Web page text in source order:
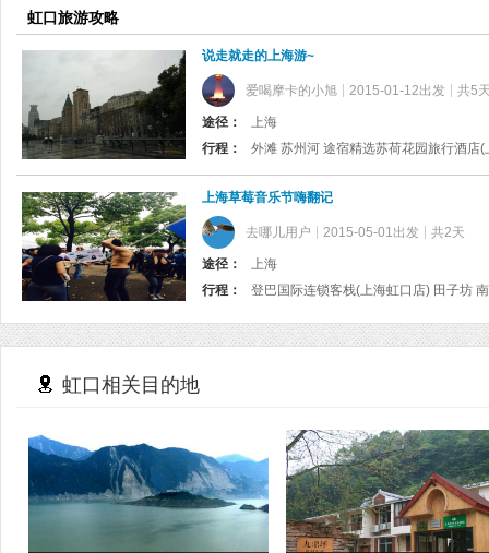
虹口旅游攻略
说走就走的上海游~
爱喝摩卡的小旭 2015-01-12出发 共5
途径：
上海
行程：
上海草莓音乐节嗨翻记
去哪儿用户 2015-05-01出发 共2天
途径：
上海
行程：
登巴国际连锁客栈(上海虹口店) 田子坊
虹口相关目的地